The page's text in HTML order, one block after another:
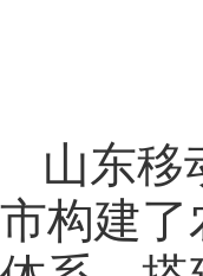
山东移
市构建了